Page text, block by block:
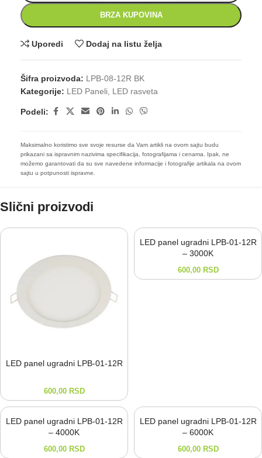
BRZA KUPOVINA
Uporedi Dodaj na listu želja
Šifra proizvoda: LPB-08-12R BK
Kategorije: LED Paneli LED rasveta
Podeli:
Maksimalno koristimo sve svoje resurse da Vam artikli na ovom sajtu budu
prikazani sa ispravnim nazivima specifikacija, fotografijama i cenama. Ipak, ne
možemo garantovati da su sve navedene informacije i fotografije artikala na ovom
sajtu u potpunosti ispravne.
Slični proizvodi
LED panel ugradni LPB-⁠01-⁠12R
600,00 RSD
LED panel ugradni LPB-01-12R
– 3000K
600,00 RSD
LED panel ugradni LPB-01-12R
– 4000K
600,00 RSD
LED panel ugradni LPB-01-12R
– 6000K
600,00 RSD